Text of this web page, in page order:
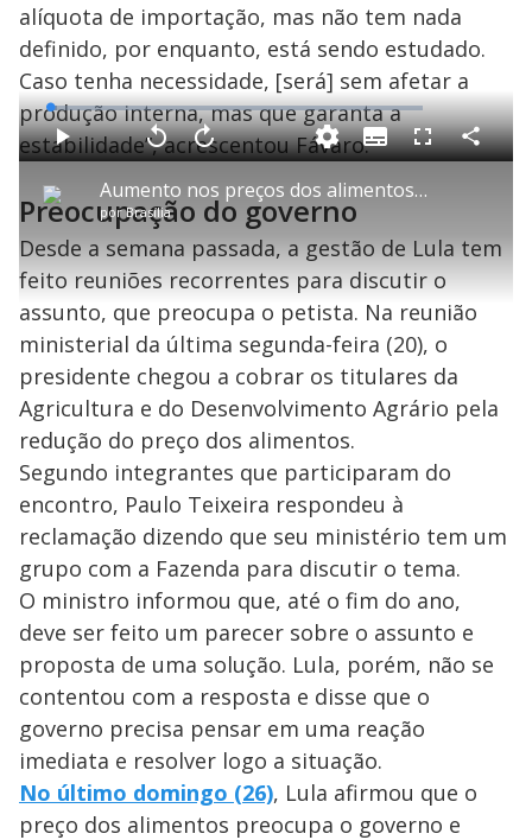
alíquota de importação, mas não tem nada
definido, por enquanto, está sendo estudado.
Caso tenha necessidade, [será] sem afetar a
produção interna, mas que garanta a
estabilidade”, acrescentou Fávaro.
P
l
a
y
V
i
d
e
o
Aumento nos preços dos alimentos impacta café da manhã dos brasileiros
porBrasília
P V
t
a
r
1
s
g
u
d
o
A
n
0
e
g
n
d
o
s
M
u
d
L
o
a
d
e
:
2
.
0
%
S
u
b
i
t
F
l
e
C
o
l
h
Preocupação do governo
Desde a semana passada, a gestão de Lula tem
feito reuniões recorrentes para discutir o
assunto, que preocupa o petista. Na reunião
ministerial da última segunda-feira (20), o
presidente chegou a cobrar os titulares da
Agricultura e do Desenvolvimento Agrário pela
redução do preço dos alimentos.
Segundo integrantes que participaram do
encontro, Paulo Teixeira respondeu à
reclamação dizendo que seu ministério tem um
grupo com a Fazenda para discutir o tema.
O ministro informou que, até o fim do ano,
deve ser feito um parecer sobre o assunto e
proposta de uma solução. Lula, porém, não se
contentou com a resposta e disse que o
governo precisa pensar em uma reação
imediata e resolver logo a situação.
No último domingo (26), Lula afirmou que o
preço dos alimentos preocupa o governo e